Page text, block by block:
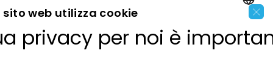
LA BANCA
ENGLISH
×
sito web utilizza cookie
privacy per noi è